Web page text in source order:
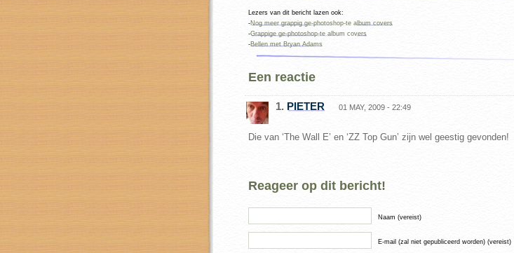
Lezers van dit bericht lazen ook:
-Nog meer grappig ge-photoshop-te album covers
-Grappige ge-photoshop-te album covers
-Bellen met Bryan Adams
Een reactie
1. PIETER 01 MAY, 2009 - 22:49
Die van ‘The Wall E’ en ‘ZZ Top Gun’ zijn wel geestig gevonden!
Reageer op dit bericht!
Naam (vereist)
E-mail (zal niet gepubliceerd worden) (vereist)